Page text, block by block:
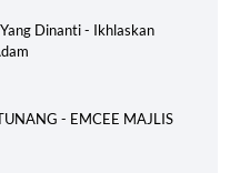
Dinanti - Ikhlaskan
- EMCEE MAJLIS